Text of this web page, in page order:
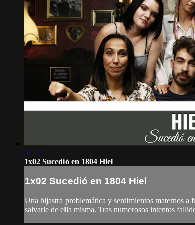
07:57
1x02 Sucedió en 1804 Hiel
1x02 Sucedió en 1804 Hiel
Una hijastra problemática y sentimientos maternos a
salvarle de ella misma. Tras numerosos intentos